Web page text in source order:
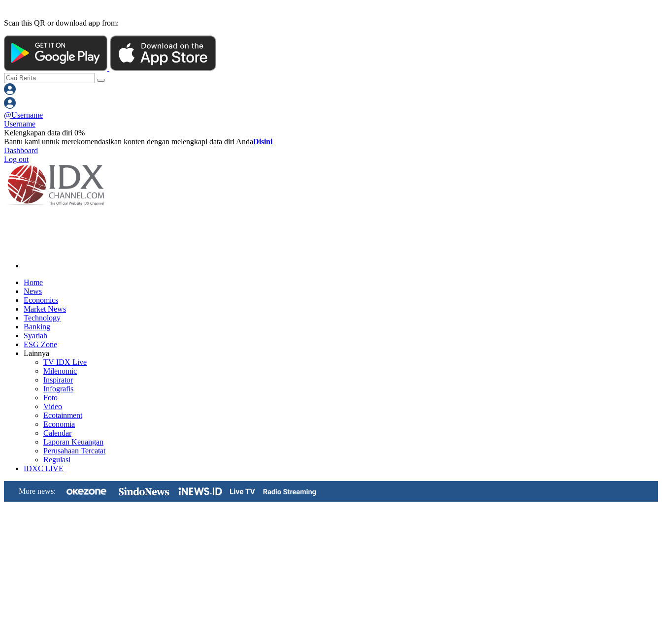
Scan this QR or download app from:
@Username
Username
Kelengkapan data diri 0%
Bantu kami untuk merekomendasikan konten dengan melengkapi data diri AndaDisini
Dashboard
Log out
Home
News
Economics
Market News
Technology
Banking
Syariah
ESG Zone
Lainnya
TV IDX Live
Milenomic
Inspirator
Infografis
Foto
Video
Ecotainment
Economia
Calendar
Laporan Keuangan
Perusahaan Tercatat
Regulasi
IDXC LIVE
More news: